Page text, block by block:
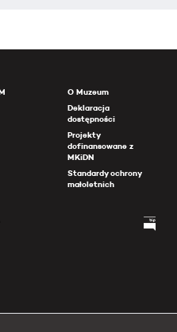
O Muzeum
Deklaracja
dostępności
Projekty
dofinansowane z
MKiDN
Standardy ochrony
małoletnich